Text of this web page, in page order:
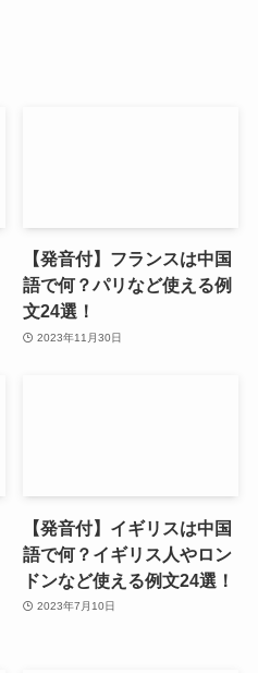
【発音付】フランスは中国
語で何？パリなど使える例
文24選！
2023年11月30日
【発音付】イギリスは中国
語で何？イギリス人やロン
ドンなど使える例文24選！
2023年7月10日